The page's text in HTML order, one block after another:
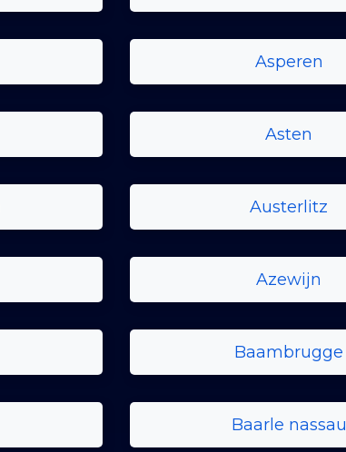
Asperen
Asten
Austerlitz
Azewijn
Baambrugge
Baarle nassau